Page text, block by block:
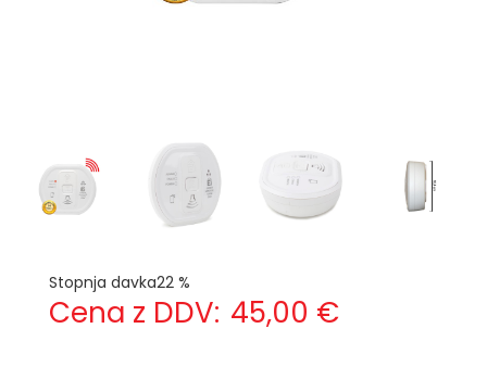
Stopnja davka22 %
Cena z DDV: 45,00 €